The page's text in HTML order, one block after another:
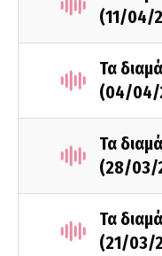
(11/04/
Τα
(04/04/
Τα
(28/03/
Τα
(21/03/